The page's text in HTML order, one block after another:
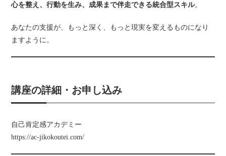
心を整え、行動を生み、成果まで伴走できる統合型スキル。
あなたの支援が、もっと深く、もっと現実を変えるものになり
ますように。
講座の詳細・お申し込み
自己肯定感アカデミー
https://ac-jikokoutei.com/